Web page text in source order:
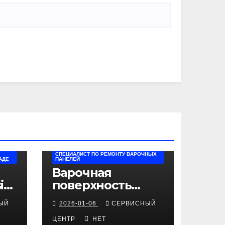
СПЕЦИАЛИСТ ПО РЕМОНТУ ВАРОЧНЫХ
ПАНЕЛЕЙ
Варочная
поверхность
Beko не
включается:
2026-01-06 СЕРВИСНЫЙ
ЦЕНТР НЕТ